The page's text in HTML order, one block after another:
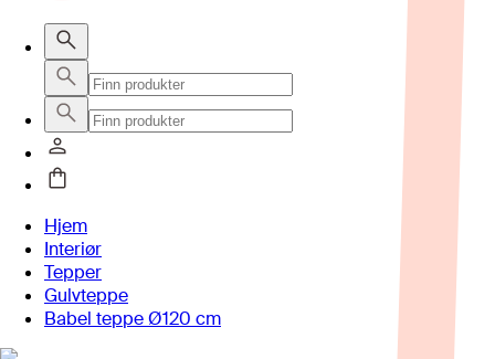
Hjem
Interiør
Tepper
Gulvteppe
Babel teppe Ø120 cm